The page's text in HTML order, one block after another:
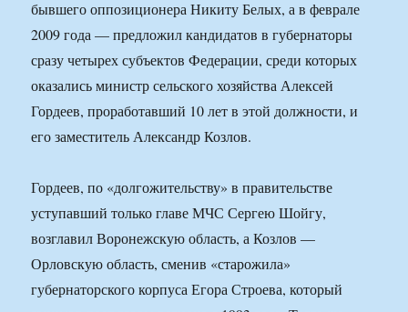
бывшего оппозиционера Никиту Белых, а в феврале
2009 года — предложил кандидатов в губернаторы
сразу четырех субъектов Федерации, среди которых
оказались министр сельского хозяйства Алексей
Гордеев, проработавший 10 лет в этой должности, и
его заместитель Александр Козлов.
Гордеев, по «долгожительству» в правительстве
уступавший только главе МЧС Сергею Шойгу,
возглавил Воронежскую область, а Козлов —
Орловскую область, сменив «старожила»
губернаторского корпуса Егора Строева, который